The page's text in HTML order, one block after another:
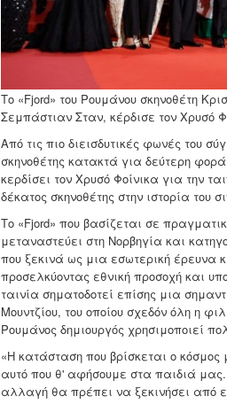
Το «Fjord» του Ρουμάνου σκηνοθέτη
Σεμπάστιαν Σταν, κέρδισε τον Χρυσό
Από τις πιο διεισδυτικές φωνές του
σκηνοθέτης κατακτά για δεύτερη
κερδίσει τον Χρυσό Φοίνικα για την
δέκατος σκηνοθέτης στην ιστορία του
Το «Fjord» που βασίζεται σε
μεταναστεύει στη Νορβηγία και
που ξεκινά ως μια εσωτερική έρευνα
προσελκύοντας εθνική προσοχή και
ταινία σηματοδοτεί επίσης μια
Μουντζίου, του οποίου σχεδόν όλη η
Ρουμάνος δημιουργός χρησιμοποιεί
«Η κατάσταση που βρίσκεται ο
αυτό που θ' αφήσουμε στα παιδιά
αλλαγή θα πρέπει να ξεκινήσει από